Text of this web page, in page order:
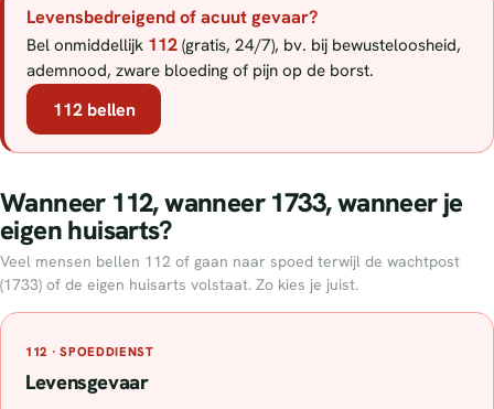
Levensbedreigend of acuut gevaar?
Bel onmiddellijk 112 (gratis, 24/7), bv. bij bewusteloosheid,
ademnood, zware bloeding of pijn op de borst.
112 bellen
Wanneer 112, wanneer 1733, wanneer je
eigen huisarts?
Veel mensen bellen 112 of gaan naar spoed terwijl de wachtpost
(1733) of de eigen huisarts volstaat. Zo kies je juist.
112 · SPOEDDIENST
Levensgevaar